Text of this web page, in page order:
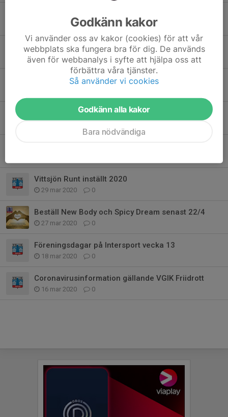
19 feb 2022 0
Coronadirektiv
21 okt 2020 0
Inomhus träning
Föreningsdagar på Intersport 7-13 september
Vittsjön Runt inställt 2020
29 mar 2020 0
Beställ New Body och Spicy Dream senast 22/4
27 mar 2020 0
Föreningsdagar på Intersport vecka 13
18 mar 2020 0
Coronavirusinformation gällande VGIK Friidrott
16 mar 2020 0
Godkänn kakor
Vi använder oss av kakor (cookies) för att vår
webbplats ska fungera bra för dig. De används
även för webbanalys i syfte att hjälpa oss att
förbättra våra tjänster.
Så använder vi cookies
Godkänn alla kakor
Bara nödvändiga